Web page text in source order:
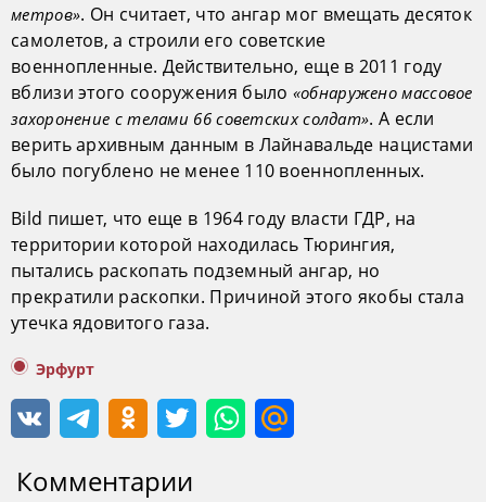
метров». Он считает, что ангар мог вмещать десяток
самолетов, а строили его советские
военнопленные. Действительно, еще в 2011 году
вблизи этого сооружения было «обнаружено массовое
захоронение с телами 66 советских солдат». А если
верить архивным данным в Лайнавальде нацистами
было погублено не менее 110 военнопленных.
Bild пишет, что еще в 1964 году власти ГДР, на
территории которой находилась Тюрингия,
пытались раскопать подземный ангар, но
прекратили раскопки. Причиной этого якобы стала
утечка ядовитого газа.
Эрфурт
Комментарии